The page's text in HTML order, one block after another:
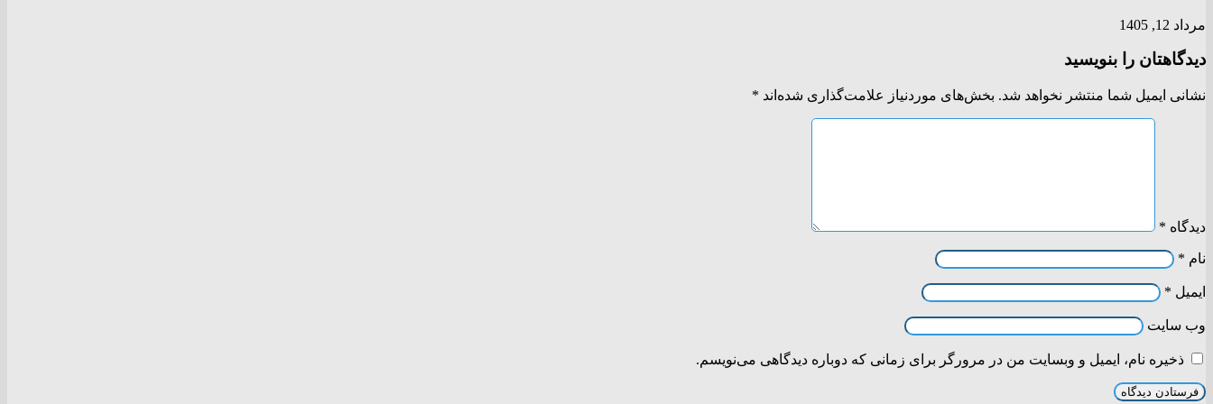
مرداد 12, 1405
دیدگاهتان را بنویسید
نشانی ایمیل شما منتشر نخواهد شد. بخش‌های موردنیاز علامت‌گذاری شده‌اند *
دیدگاه *
نام *
ایمیل *
وب‌ سایت
ذخیره نام، ایمیل و وبسایت من در مرورگر برای زمانی که دوباره دیدگاهی می‌نویسم.